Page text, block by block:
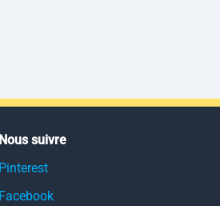
Nous suivre
Facebook